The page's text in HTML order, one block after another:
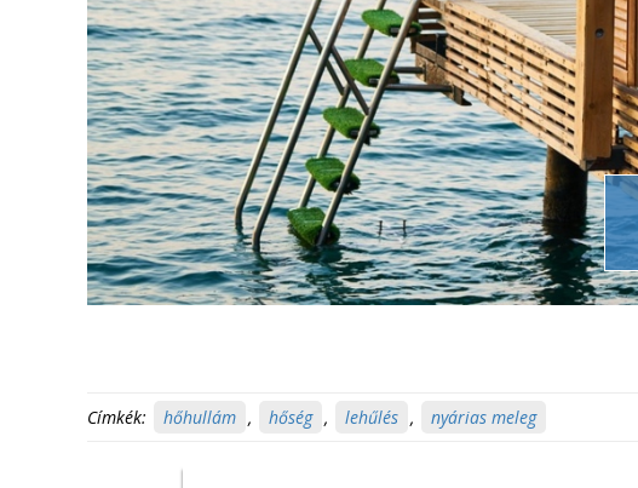
Címkék: hőhullám , hőség , lehűlés , nyárias meleg